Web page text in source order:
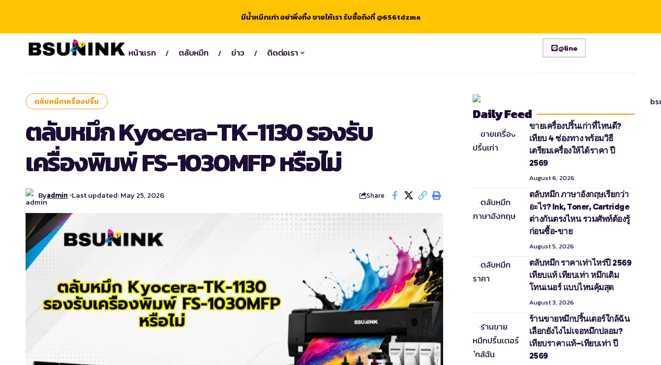
มีน้ำหมึกเก่า อย่าพึ่งทิ้ง ขายให้เรา รับซื้อถึงที่ @656tdzma
หน้าแรก ตลับหมึก ข่าว ติดต่อเรา @line
ตลับหมึกเครื่องปริ้น
ตลับหมึก Kyocera-TK-1130 รองรับ
เครื่องพิมพ์ FS-1030MFP หรือไม่
Byadmin Last updated: May 25, 2026 Share
Daily Feed
ขายเครื่องปริ้นเก่าที่ไหนดี?
เทียบ 4 ช่องทาง พร้อมวิธี
เตรียมเครื่องให้ได้ราคา ปี
2569
August 6, 2026
ตลับหมึก ภาษาอังกฤษเรียกว่า
อะไร? Ink, Toner, Cartridge
ต่างกันตรงไหน รวมศัพท์ต้องรู้
ก่อนซื้อ-ขาย
August 5, 2026
ตลับหมึก ราคาเท่าไหร่ปี 2569
เทียบแท้ เทียบเท่า หมึกเติม
โทนเนอร์ แบบไหนคุ้มสุด
August 3, 2026
ร้านขายหมึกปริ้นเตอร์ใกล้ฉัน
เลือกยังไงไม่เจอหมึกปลอม?
เทียบราคาแท้–เทียบเท่า ปี
2569